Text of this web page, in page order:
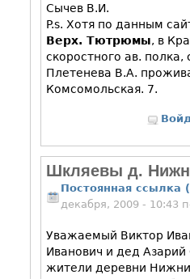
Сычев В.И.
P.s. Хотя по данным
Верх. Тютрюмы, в
скоростного ав.
Плетенева В.А.
Комсомольская. 7.
Шкляевы д.
Постоянная ссылка
декабря, 2009 - 10:43
Уважаемый Виктор
Иванович и дед
жители деревни